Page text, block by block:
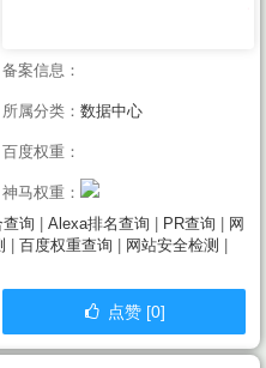
备案信息：
所属分类： 数据中心
百度权重：
神马权重：
询 Alexa排名查询 PR查询
网
百度权重查询 网站安全检测
点赞 [0]